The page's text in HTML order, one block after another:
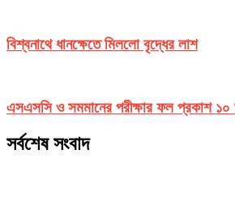
বিশ্বনাথে ধানক্ষেতে মিললো বৃদ্ধের লাশ
এসএসসি ও সমমানের পরীক্ষার ফল প্রকাশ
সর্বশেষ সংবাদ